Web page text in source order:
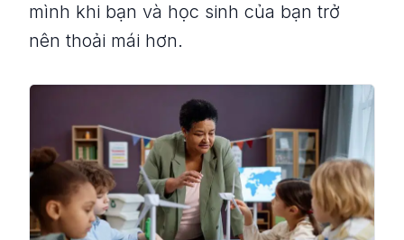
mình khi bạn và học sinh của bạn trở
nên thoải mái hơn.